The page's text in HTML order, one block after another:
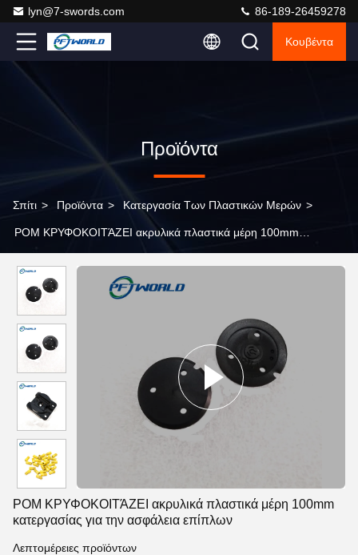
lyn@7-swords.com 86-189-26459278
Κουβέντα
Προϊόντα
Σπίτι > Προϊόντα > Κατεργασία Των Πλαστικών Μερών >
POM ΚΡΥΦΟΚΟΙΤΆΖΕΙ ακρυλικά πλαστικά μέρη 100mm
POM ΚΡΥΦΟΚΟΙΤΆΖΕΙ ακρυλικά πλαστικά μέρη 100mm
κατεργασίας για την ασφάλεια επίπλων
Λεπτομέρειες προϊόντων